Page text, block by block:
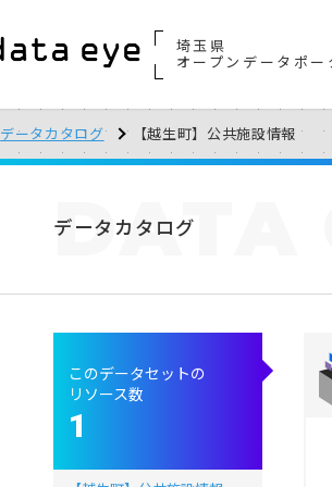
埼玉県
オープンデータポー
データカタログ 【越生町】公共施設情報
データカタログ
DATA
このデータセットの
リソース数
1